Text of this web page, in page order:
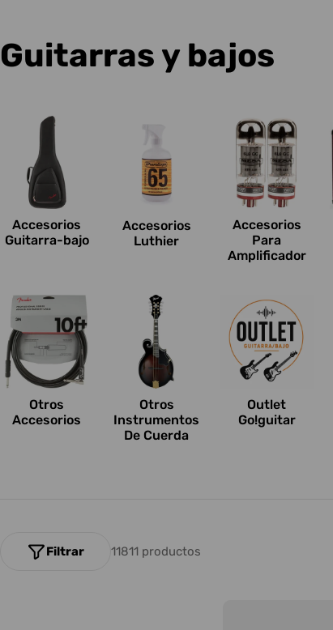
C
c
c
o
n
e
Guitarras y bajos
Accesorios
Guitarra-bajo
Accesorios
Luthier
Accesorios
Para
Amplificador
Otros
Accesorios
Otros
Instrumentos
De Cuerda
Outlet
Go!guitar
11811 productos
Filtrar